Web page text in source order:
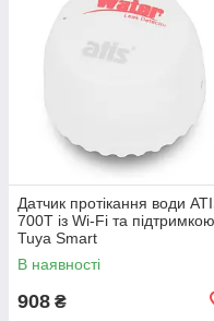
Датчик протікання води
700T із Wi-Fi та підтримкою
Tuya Smart
В наявності
908 ₴